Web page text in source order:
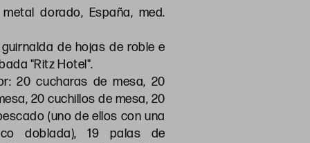
dorado, España, med.
de hojas de roble e
"Ritz Hotel".
20 cucharas de mesa, 20
20 cuchillos de mesa, 20
(uno de ellos con una
doblada), 19 palas de